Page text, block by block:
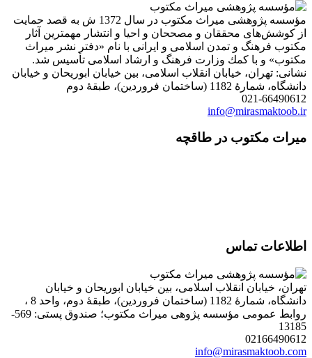
مؤسسه پژوهشی میراث مكتوب در سال 1372 ش به قصد حمایت
از كوشش‌های محققان و مصححان و احیا و انتشار مهمترین آثار
مكتوب فرهنگ و تمدن اسلامی و ایرانی با نام «دفتر نشر میراث
مكتوب» و با كمك وزارت فرهنگ و ارشاد اسلامی تأسیس شد.
نشانی: تهران، خیابان انقلاب اسلامی، بین خیابان ابوریحان و خیابان
دانشگاه، شمارۀ 1182 (ساختمان فروردین)، طبقۀ دوم
021-66490612
info@mirasmaktoob.ir
میرات مکتوب در طاقچه
اطلاعات تماس
تهران، خیابان انقلاب اسلامی، بین خیابان ابوریحان و خیابان
دانشگاه، شمارۀ 1182 (ساختمان فروردین)، طبقۀ دوم، واحد 8 ،
روابط عمومی مؤسسه پژوهی میراث مکتوب؛ صندوق پستی: 569-
13185
02166490612
info@mirasmaktoob.com